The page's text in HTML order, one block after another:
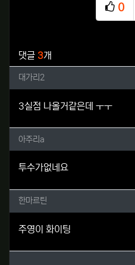
0
추천
댓글 3개
대가리2님의 댓글
대가리2
3실점 나올거같은데 ㅜㅜ
아주리a님의 댓글
아주리a
투수가없네요
한마르틴님의 댓글
한마르틴
주영이 화이팅